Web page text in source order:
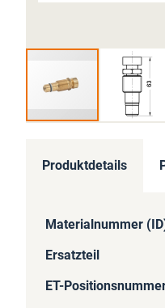
Produktdetails
Mehr
Materialnummer
Ersatzteil
ET-